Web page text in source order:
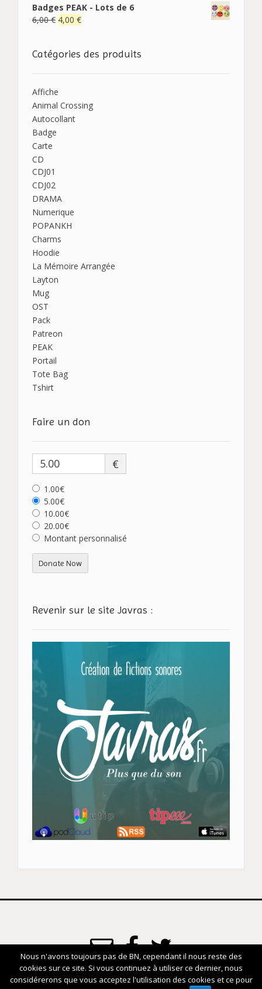
Badges PEAK - Lots de 6
6,00€ 4,00 €
Catégories des produits
Affiche
Animal Crossing
Autocollant
Badge
Carte
CD
CDJ01
CDJ02
DRAMA
Numerique
POPANKH
Charms
Hoodie
La Mémoire Arrangée
Layton
Mug
OST
Pack
Patreon
PEAK
Portail
Tote Bag
Tshirt
Faire un don
€
1.00€
5.00€
10.00€
20.00€
Montant personnalisé
Donate Now
Revenir sur le site Javras :
www.javras.fr
Nous n'avons toujours pas de BN, cependant il nous reste des
cookies sur ce site. Si vous continuez à utiliser ce dernier, nous
considérerons que vous acceptez l'utilisation des cookies et ce pour